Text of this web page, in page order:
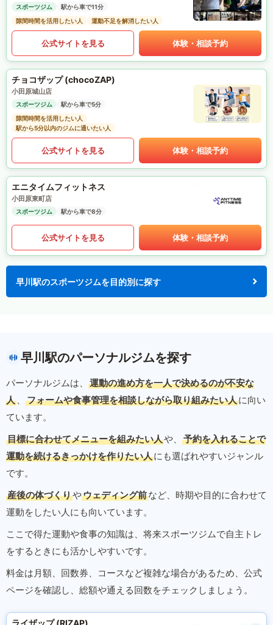
スポーツジム
駅から車で11分
隙間時間を活用したい人
運動不足を解消したい人
公式サイトを見る 体験・相談予約
チョコザップ (chocoZAP)
小田原城山店
スポーツジム
駅から車で5分
隙間時間を活用したい人
駅から5分以内のジムに通いたい人
公式サイトを見る 体験・相談予約
エニタイムフィットネス
小田原東町店
スポーツジム 駅から車で8分
公式サイトを見る 体験・相談予約
早川駅のスポーツジムを目的別に探す
早川駅のパーソナルジムを探す
パーソナルジムは、
運動の進め方を一人で決めるのが不安な
人 、 フォームや食事管理を相談しながら取り組みたい人に向い
ています。
目標に合わせてメニューを組みたい人や、
予約を入れることで
運動を続けるきっかけを作りたい人にも選ばれやすいジャンル
です。
産後の体づくりやウェディング前など、時期や目的に合わせて
運動をしたい人にも向いています。
ここで得た運動や食事の知識は、将来スポーツジムで自主トレ
をするときにも活かしやすいです。
料金は月額、回数券、コースなど複雑な場合があるため、公式
ページを確認し、総額や通える回数をチェックしましょう。